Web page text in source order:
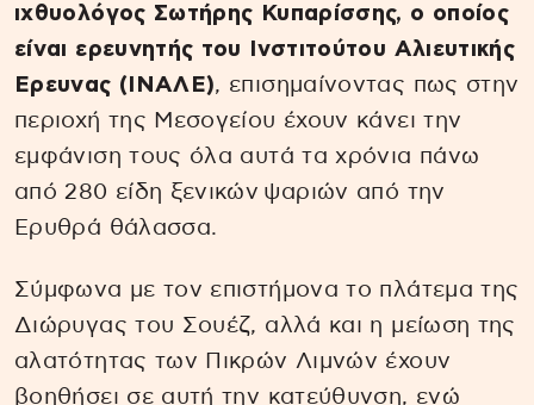
ιχθυολόγος Σωτήρης Κυπαρίσσης, ο οποίος
είναι ερευνητής του Ινστιτούτου Αλιευτικής
Ερευνας (ΙΝΑΛΕ), επισημαίνοντας πως στην
περιοχή της Μεσογείου έχουν κάνει την
εμφάνιση τους όλα αυτά τα χρόνια πάνω
από 280 είδη ξενικών ψαριών από την
Ερυθρά θάλασσα.
Σύμφωνα με τον επιστήμονα το πλάτεμα της
Διώρυγας του Σουέζ, αλλά και η μείωση της
αλατότητας των Πικρών Λιμνών έχουν
βοηθήσει σε αυτή την κατεύθυνση, ενώ